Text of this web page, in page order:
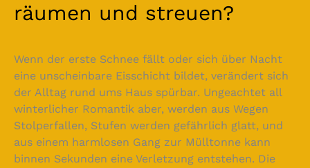
räumen und streuen?
Wenn der erste Schnee fällt oder sich über Nacht
eine unscheinbare Eisschicht bildet, verändert sich
der Alltag rund ums Haus spürbar. Ungeachtet all
winterlicher Romantik aber, werden aus Wegen
Stolperfallen, Stufen werden gefährlich glatt, und
aus einem harmlosen Gang zur Mülltonne kann
binnen Sekunden eine Verletzung entstehen. Die